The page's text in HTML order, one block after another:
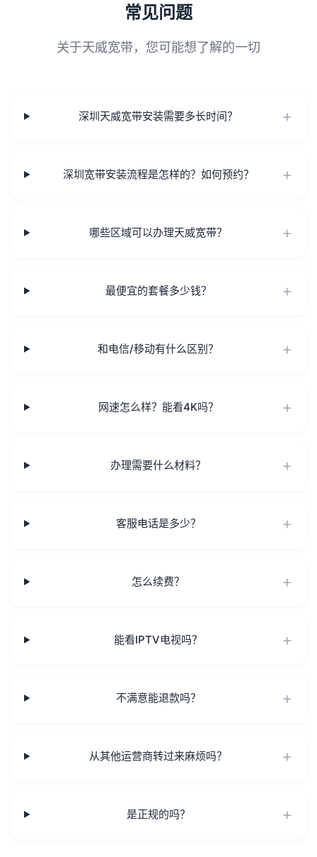
常见问题
关于天威宽带，您可能想了解的一切
深圳天威宽带安装需要多长时间？
深圳宽带安装流程是怎样的？如何预约？
哪些区域可以办理天威宽带？
最便宜的套餐多少钱？
和电信/移动有什么区别？
网速怎么样？能看4K吗？
办理需要什么材料？
客服电话是多少？
怎么续费？
能看IPTV电视吗？
不满意能退款吗？
从其他运营商转过来麻烦吗？
是正规的吗？